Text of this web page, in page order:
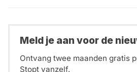
Meld je aan voor de
Ontvang twee maanden gratis
Stopt vanzelf.